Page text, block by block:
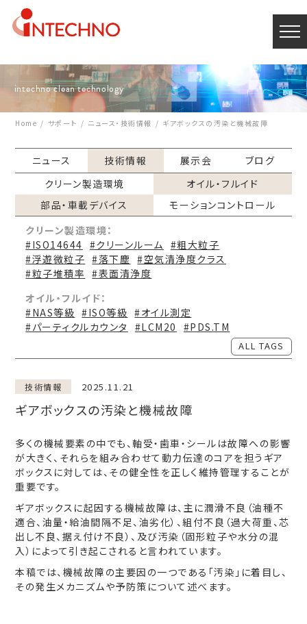
intechno clean technology
Home サポート ニュース・技術情報 ギアボックスの汚染と機械故障
ニュース 技術情報 展示会
ブログ
クリーン製造環境
オイル・フルイド
部品・車載デバイス
モーションコントロール
クリーン製造環境：
#ISO14644 #クリーンルーム #粗大粒子
#浮遊微粒子 #落下塵 #空気清浄度クラス
#粒子堆積率
#表面清浄度
オイル・フルイド：
#NAS等級 #ISO等級 #オイル測定
#パーティクルカウンタ
#LCM20 #PDS.TM
ALL TAGS
技術情報 2025.11.21
ギアボックスの汚染と機械故障
多くの機械要素の中でも、軸受・歯車・シールは故障への影響
が大きく、それらを組み合わせて動力伝達のコアを担うギア
ボックスに対しては、その健全性を正しく維持管理することが
重要です。
ギアボックスに起因する機械故障は、主に潤滑不良（油種不
適合、油量・給油間隔不足、油劣化）、組付不良（過大荷重、芯
出し不良、据え付け不良）、及び汚染（固形粒子や水分の混
入）によって引き起こされると言われています。
本稿では、機械故障の主要因の一つである「汚染」に着目し、
その発生メカニズムや予防策について述べます。